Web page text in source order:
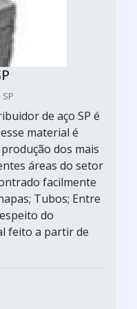
de aço SP é
material é
dos mais
áreas do setor
facilmente
Tubos; Entre
do
feito a partir de